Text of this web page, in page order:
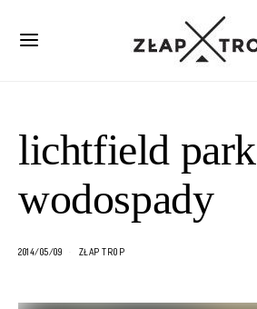
lichtfield park
wodospady
2014/05/09 ZŁAP TROP